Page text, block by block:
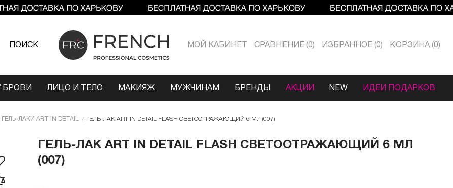
ПОИСК МОЙ КАБИНЕТ СРАВНЕНИЕ 0 ИЗБРАННОЕ 0 КОРЗИНА 0
БРОВИ ЛИЦО И ТЕЛО МАКИЯЖ МУЖЧИНАМ БРЕНДЫ АКЦИИ NEW ИДЕИ ПОДАРКОВ
ГЕЛЬ-ЛАКИ ART IN DETAIL ГЕЛЬ-ЛАК ART IN DETAIL FLASH СВЕТООТРАЖАЮЩИЙ 6 МЛ (007)
ГЕЛЬ-ЛАК ART IN DETAIL FLASH СВЕТООТРАЖАЮЩИЙ 6 МЛ
(007)